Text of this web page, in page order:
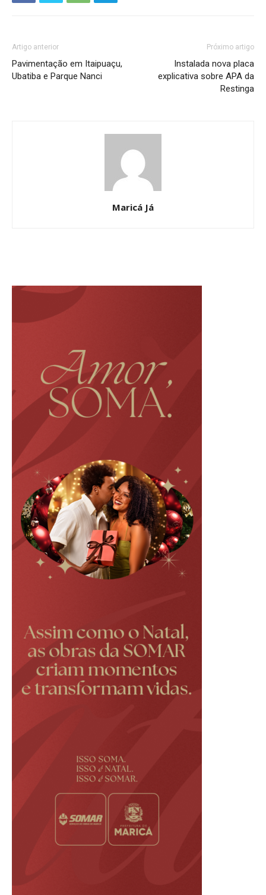
Artigo anterior
Pavimentação em Itaipuaçu,
Ubatiba e Parque Nanci
Próximo artigo
Instalada nova placa
explicativa sobre APA da
Restinga
Maricá Já